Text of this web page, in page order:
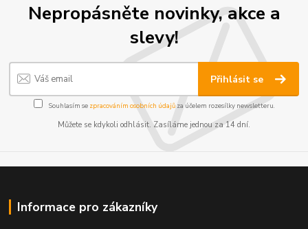
Nepropásněte novinky, akce a
slevy!
Přihlásit se
Souhlasím se zpracováním osobních údajůza účelem rozesílky newsletteru.
Můžete se kdykoli odhlásit. Zasíláme jednou za 14 dní.
Informace pro zákazníky